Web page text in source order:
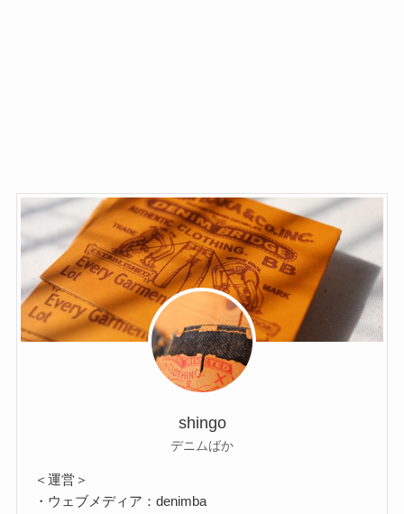
shingo
デニムばか
＜運営＞
・ウェブメディア：denimba